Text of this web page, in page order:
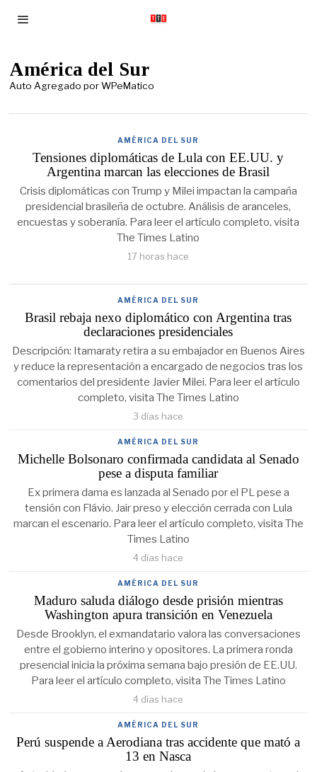
América del Sur
Auto Agregado por WPeMatico
AMÉRICA DEL SUR
Tensiones diplomáticas de Lula con EE.UU. y
Argentina marcan las elecciones de Brasil
Crisis diplomáticas con Trump y Milei impactan la campaña
presidencial brasileña de octubre. Análisis de aranceles,
encuestas y soberanía. Para leer el artículo completo, visita
The Times Latino
17 horas hace
AMÉRICA DEL SUR
Brasil rebaja nexo diplomático con Argentina tras
declaraciones presidenciales
Descripción: Itamaraty retira a su embajador en Buenos Aires
y reduce la representación a encargado de negocios tras los
comentarios del presidente Javier Milei. Para leer el artículo
completo, visita The Times Latino
3 días hace
AMÉRICA DEL SUR
Michelle Bolsonaro confirmada candidata al Senado
pese a disputa familiar
Ex primera dama es lanzada al Senado por el PL pese a
tensión con Flávio. Jair preso y elección cerrada con Lula
marcan el escenario. Para leer el artículo completo, visita The
Times Latino
4 días hace
AMÉRICA DEL SUR
Maduro saluda diálogo desde prisión mientras
Washington apura transición en Venezuela
Desde Brooklyn, el exmandatario valora las conversaciones
entre el gobierno interino y opositores. La primera ronda
presencial inicia la próxima semana bajo presión de EE.UU.
Para leer el artículo completo, visita The Times Latino
4 días hace
AMÉRICA DEL SUR
Perú suspende a Aerodiana tras accidente que mató a
13 en Nasca